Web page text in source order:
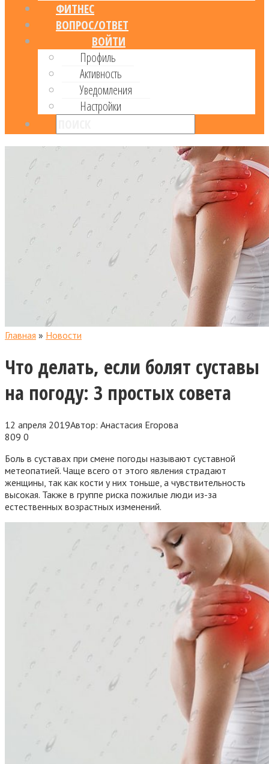
ФИТНЕС
ВОПРОС/ОТВЕТ
ВОЙТИ
Профиль
Активность
Уведомления
Настройки
Главная » Новости
Что делать, если болят суставы
на погоду: 3 простых совета
12 апреля 2019Автор: Анастасия Егорова
809 0
Боль в суставах при смене погоды называют суставной
метеопатией. Чаще всего от этого явления страдают
женщины, так как кости у них тоньше, а чувствительность
высокая. Также в группе риска пожилые люди из-за
естественных возрастных изменений.